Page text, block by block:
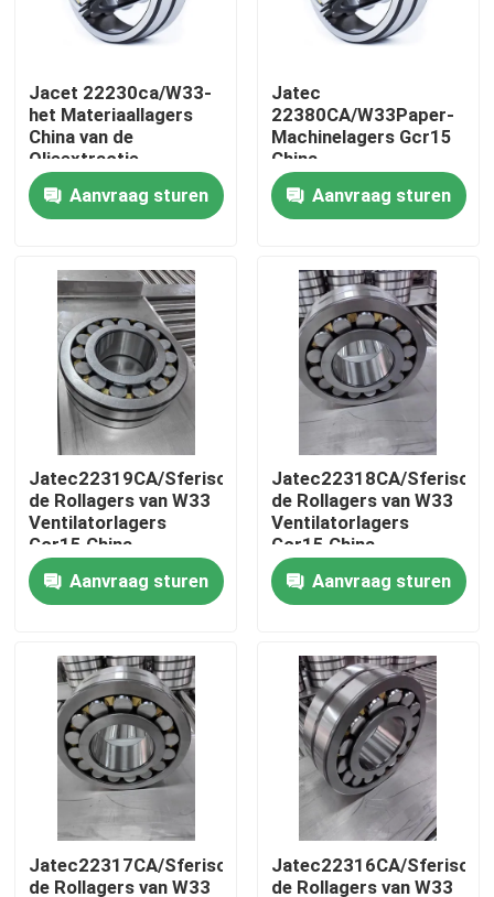
Producten
Videos
Over ons
Fabrieksrondleiding
Kwaliteitscontrole
Neem contact op
Nieuws
Industrieel Rollager
Jacet 22230ca/W33-
het Materiaallagers
China van de
Olieextractie
Aanvraag sturen
Jatec
22380CA/W33Paper-
Machinelagers Gcr15
China
Aanvraag sturen
Jatec22319CA/Sferische
de Rollagers van W33
Ventilatorlagers
Gcr15 China
95×200×67
Aanvraag sturen
Jatec22318CA/Sferische
de Rollagers van W33
Ventilatorlagers
Gcr15 China
90×190×64
Aanvraag sturen
Jatec22317CA/Sferische
de Rollagers van W33
Jatec22316CA/Sferische
de Rollagers van W33